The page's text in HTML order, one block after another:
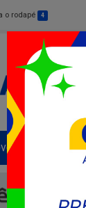
o rodapé 4
Municipal